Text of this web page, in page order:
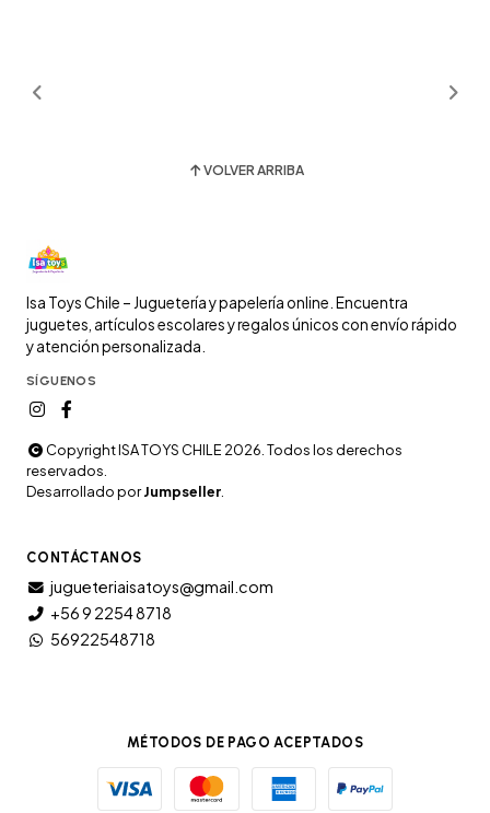
VOLVER ARRIBA
Isa Toys Chile – Juguetería y papelería online. Encuentra
juguetes, artículos escolares y regalos únicos con envío rápido
y atención personalizada.
SÍGUENOS
Copyright ISA TOYS CHILE 2026. Todos los derechos
reservados.
Desarrollado porJumpseller.
CONTÁCTANOS
jugueteriaisatoys@gmail.com
+56 9 2254 8718
56922548718
MÉTODOS DE PAGO ACEPTADOS